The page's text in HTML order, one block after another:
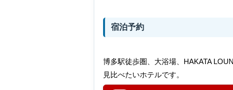
宿泊予約
博多駅徒歩圏、大浴場、HAKATA
見比べたいホテルです。